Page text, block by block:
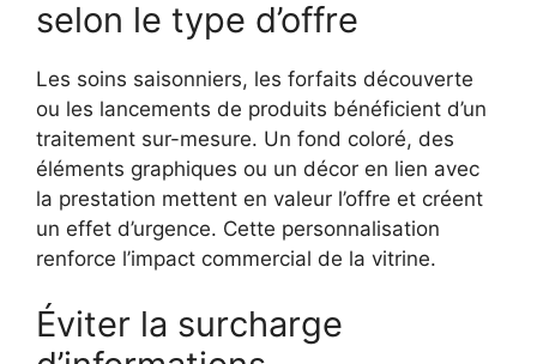
selon le type d’offre
Les soins saisonniers, les forfaits découverte
ou les lancements de produits bénéficient d’un
traitement sur-mesure. Un fond coloré, des
éléments graphiques ou un décor en lien avec
la prestation mettent en valeur l’offre et créent
un effet d’urgence. Cette personnalisation
renforce l’impact commercial de la vitrine.
Éviter la surcharge